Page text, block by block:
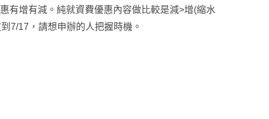
有增有減 。 純就資費優惠內容做比較是減>增(縮水
7/17 ， 請想申辦的人把握時機 。